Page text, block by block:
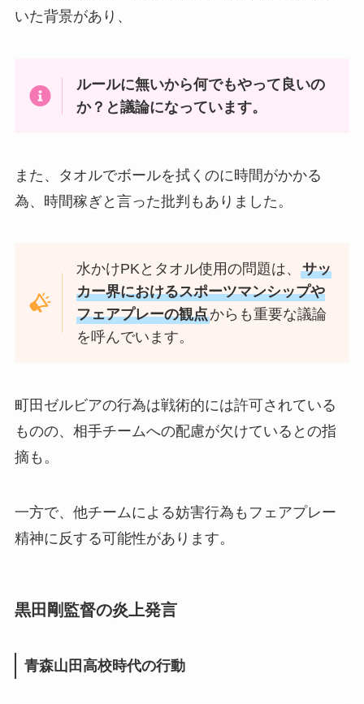
いた背景があり、
ルールに無いから何でもやって良いの
か？と議論になっています。
また、タオルでボールを拭くのに時間がかかる
為、時間稼ぎと言った批判もありました。
水かけPKとタオル使用の問題は、サッ
カー界におけるスポーツマンシップや
フェアプレーの観点からも重要な議論
を呼んでいます。
町田ゼルビアの行為は戦術的には許可されている
ものの、相手チームへの配慮が欠けているとの指
摘も。
一方で、他チームによる妨害行為もフェアプレー
精神に反する可能性があります。
黒田剛監督の炎上発言
青森山田高校時代の行動